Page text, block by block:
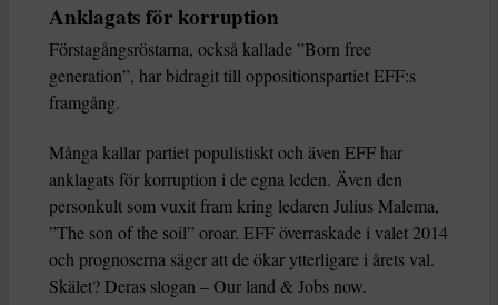
Anklagats för korruption
Förstagångsröstarna, också kallade ”Born free
generation”, har bidragit till oppositionspartiet EFF:s
framgång.
Många kallar partiet populistiskt och även EFF har
anklagats för korruption i de egna leden. Även den
personkult som vuxit fram kring ledaren Julius Malema,
”The son of the soil” oroar. EFF överraskade i valet 2014
och prognoserna säger att de ökar ytterligare i årets val.
Skälet? Deras slogan – Our land & Jobs now.